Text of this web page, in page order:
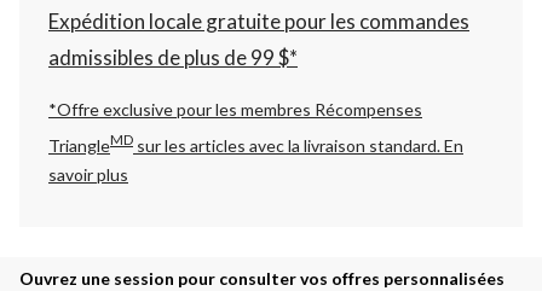
changer
Expédition locale gratuite pour les commandes
admissibles de plus de 99 $*
*Offre exclusive pour les membres Récompenses
TriangleMD sur les articles avec la livraison standard.En
savoir plus
Ouvrez une session pour consulter vos offres personnalisées